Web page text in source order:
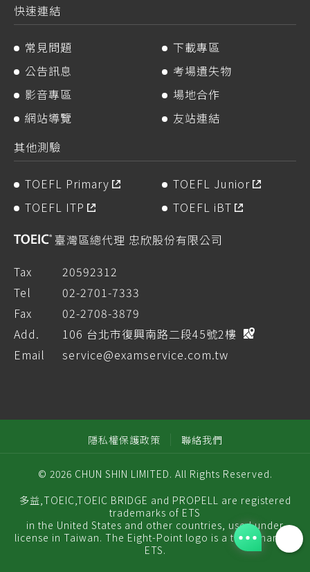
快速連結
常見問題
下載專區
公告訊息
考場遺失物
影音專區
場地合作
網站導覽
友站連結
其他測驗
TOEFL Primary
TOEFL Junior
TOEFL ITP
TOEFL iBT
臺灣區總代理 忠欣股份有限公司
Tax
20592312
Tel
02-2701-7333
Fax
02-2708-3879
Add.
106 台北市復興南路二段45號2樓
Email
service@examservice.com.tw
隱私權保護政策 聯絡我們
© 2026 CHUN SHIN LIMITED. All Rights Reserved.
多益,TOEIC,TOEIC BRIDGE and PROPELL are registered
trademarks of ETS
in the United States and other countries, used under
license in Taiwan. The Eight-Point logo is a trademark of
ETS.